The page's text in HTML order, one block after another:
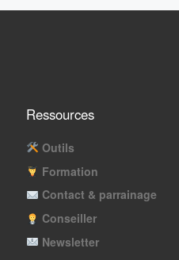
Ressources
Outils
Formation
Contact & parrainage
Conseiller
Newsletter